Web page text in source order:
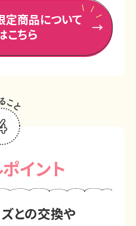
定商品について
こちら
イント
との交換や